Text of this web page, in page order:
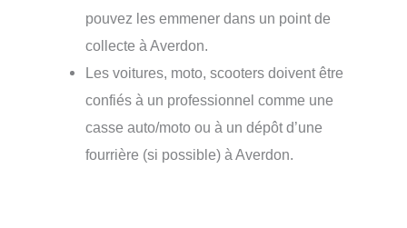
pouvez les emmener dans un point de
collecte à Averdon.
Les voitures, moto, scooters doivent être
confiés à un professionnel comme une
casse auto/moto ou à un dépôt d’une
fourrière (si possible) à Averdon.